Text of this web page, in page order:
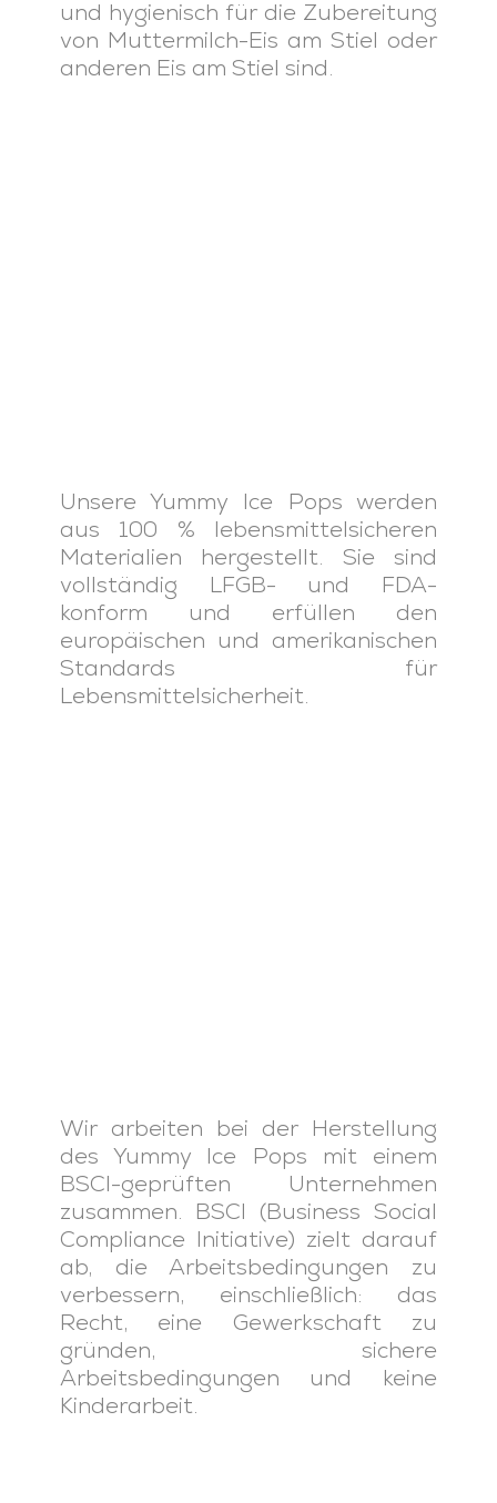
und hygienisch für die Zubereitung
von Muttermilch-Eis am Stiel oder
anderen Eis am Stiel sind.
Unsere Yummy Ice Pops werden
aus 100 % lebensmittelsicheren
Materialien hergestellt. Sie sind
vollständig LFGB- und FDA-
konform und erfüllen den
europäischen und amerikanischen
Standards für
Lebensmittelsicherheit.
Wir arbeiten bei der Herstellung
des Yummy Ice Pops mit einem
BSCI-geprüften Unternehmen
zusammen. BSCI (Business Social
Compliance Initiative) zielt darauf
ab, die Arbeitsbedingungen zu
verbessern, einschließlich: das
Recht, eine Gewerkschaft zu
gründen, sichere
Arbeitsbedingungen und keine
Kinderarbeit.